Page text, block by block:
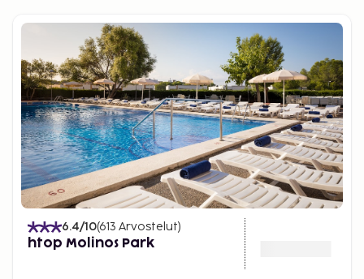
6.4/10(613 Arvostelut)
htop Molinos Park